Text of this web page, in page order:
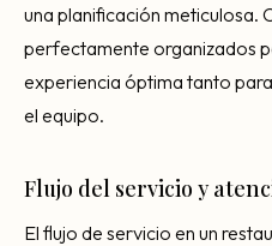
una planificación meticulosa.
perfectamente organizados
experiencia óptima tanto
el equipo.
Flujo del servicio y
El flujo de servicio en un